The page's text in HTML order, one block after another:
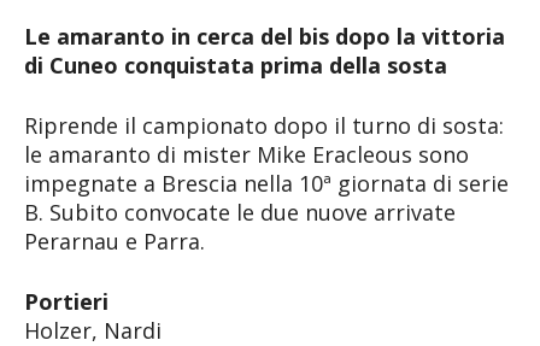
Le amaranto in cerca del bis dopo la vittoria
di Cuneo conquistata prima della sosta
Riprende il campionato dopo il turno di sosta:
le amaranto di mister Mike Eracleous sono
impegnate a Brescia nella 10ª giornata di serie
B. Subito convocate le due nuove arrivate
Perarnau e Parra.
Portieri
Holzer, Nardi